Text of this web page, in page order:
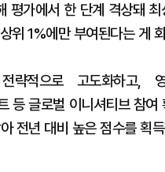
가에서 한 단계 격상돼 최
위 1%에만 부여된다는 게
략적으로 고도화하고,
글로벌 이니셔티브 참여
전년 대비 높은 점수를 획